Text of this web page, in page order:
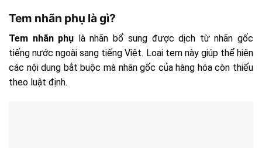
Tem nhãn phụ là gì?
Tem nhãn phụ là nhãn bổ sung được dịch từ nhãn gốc
tiếng nước ngoài sang tiếng Việt. Loại tem này giúp thể hiện
các nội dung bắt buộc mà nhãn gốc của hàng hóa còn thiếu
theo luật định.